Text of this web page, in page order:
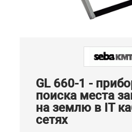
GL 660-1 -
поиска места
на землю в IT
сетях